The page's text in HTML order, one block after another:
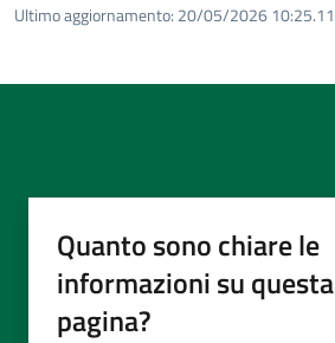
Ultimo aggiornamento: 20/05/2026 10:25.11
Quanto sono chiare le
informazioni su questa
pagina?